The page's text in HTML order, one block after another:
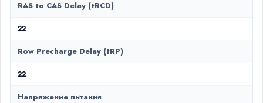
RAS to CAS Delay (tRCD)
22
Row Precharge Delay (tRP)
22
Напряжение питания